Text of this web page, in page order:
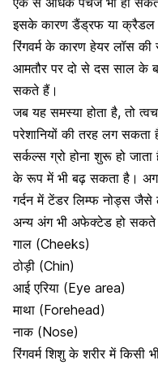
इसके कारण डैंड्रफ या क्रैडल
रिंगवर्म के कारण हेयर लॉस
आमतौर पर दो से दस साल के
सकते हैं।
जब यह समस्या होता है, तो
परेशानियों की तरह लग सकता
सर्कल्स ग्रो होना शुरू हो
के रूप में भी बढ़ सकता है।
गर्दन में टेंडर लिम्फ नोड्स जैसे
अन्य अंग भी अफेक्टेड हो
गाल (Cheeks)
ठोड़ी (Chin)
आई एरिया (Eye area)
माथा (Forehead)
नाक (Nose)
रिंगवर्मशिशु के शरीर में किसी